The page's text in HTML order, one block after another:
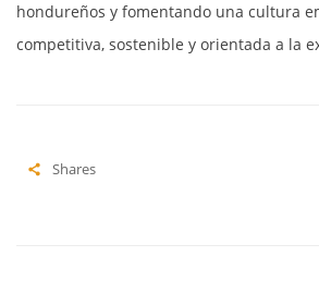
hondureños y fomentando una cultura
competitiva, sostenible y orientada a la
Shares